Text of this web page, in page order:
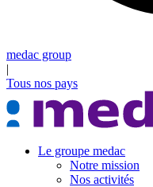
medac group
|
Tous nos pays
Le groupe medac
Notre mission
Nos activités